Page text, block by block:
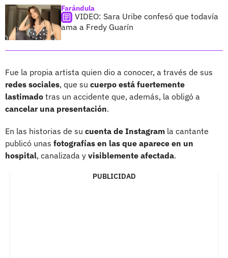
Farándula
VIDEO: Sara Uribe confesó que todavía
ama a Fredy Guarín
Fue la propia artista quien dio a conocer, a través de sus
redes sociales, que su cuerpo está fuertemente
lastimado tras un accidente que, además, la obligó a
cancelar una presentación.
En las historias de su cuenta de Instagram la cantante
publicó unas fotografías en las que aparece en un
hospital, canalizada y visiblemente afectada.
PUBLICIDAD